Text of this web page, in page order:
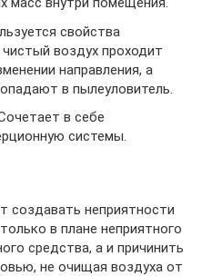
свойства
воздух проходит
направления, а
в пылеуловитель.
в себе
системы.
создавать неприятности
в плане неприятного
средства, а и причинить
не очищая воздуха от